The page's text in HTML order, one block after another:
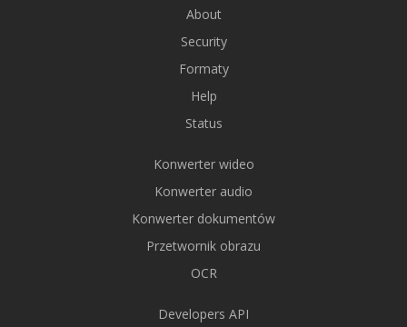
About
Security
Formaty
Help
Status
Konwerter wideo
Konwerter audio
Konwerter dokumentów
Przetwornik obrazu
OCR
Developers API